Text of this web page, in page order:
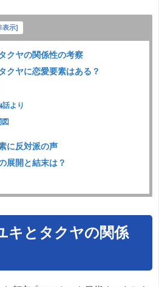
表示
クヤの関係性の考察
クヤに恋愛要素はある？
より
に反対派の声
展開と結末は？
キとタクヤの関係